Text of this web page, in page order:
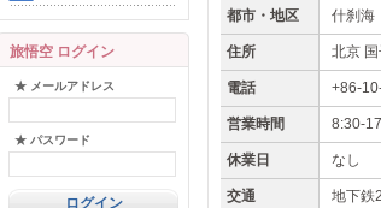
旅悟空 ログイン
★ メールアドレス
★ パスワード
都市・地区 什刹海
住所 北京
電話 +86-
営業時間 8:30-
休業日 なし
交通 地下鉄